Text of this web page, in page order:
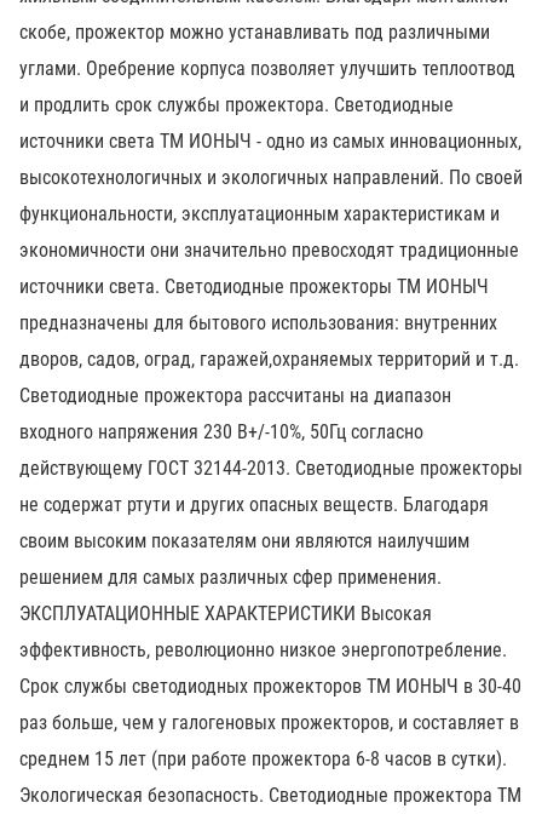
скобе, прожектор можно устанавливать под различными
углами. Оребрение корпуса позволяет улучшить теплоотвод
и продлить срок службы прожектора. Светодиодные
источники света ТМ ИОНЫЧ - одно из самых инновационных,
высокотехнологичных и экологичных направлений. По своей
функциональности, эксплуатационным характеристикам и
экономичности они значительно превосходят традиционные
источники света. Светодиодные прожекторы ТМ ИОНЫЧ
предназначены для бытового использования: внутренних
дворов, садов, оград, гаражей,охраняемых территорий и т.д.
Светодиодные прожектора рассчитаны на диапазон
входного напряжения 230 В+/-10%, 50Гц согласно
действующему ГОСТ 32144-2013. Светодиодные прожекторы
не содержат ртути и других опасных веществ. Благодаря
своим высоким показателям они являются наилучшим
решением для самых различных сфер применения.
ЭКСПЛУАТАЦИОННЫЕ ХАРАКТЕРИСТИКИ Высокая
эффективность, революционно низкое энергопотребление.
Срок службы светодиодных прожекторов ТМ ИОНЫЧ в 30-40
раз больше, чем у галогеновых прожекторов, и составляет в
среднем 15 лет (при работе прожектора 6-8 часов в сутки).
Экологическая безопасность. Светодиодные прожектора ТМ